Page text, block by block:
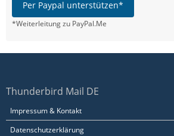
Per Paypal unterstützen*
*Weiterleitung zu PayPal.Me
Thunderbird Mail DE
Impressum & Kontakt
Datenschutzerklärung